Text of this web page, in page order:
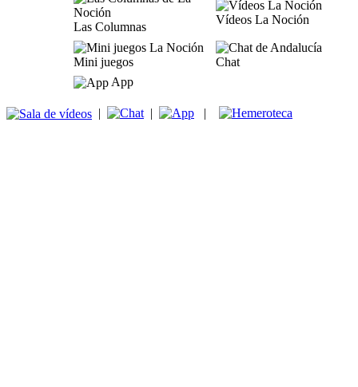
Las Columnas
Vídeos La Noción
Mini juegos
Chat
App
| | |